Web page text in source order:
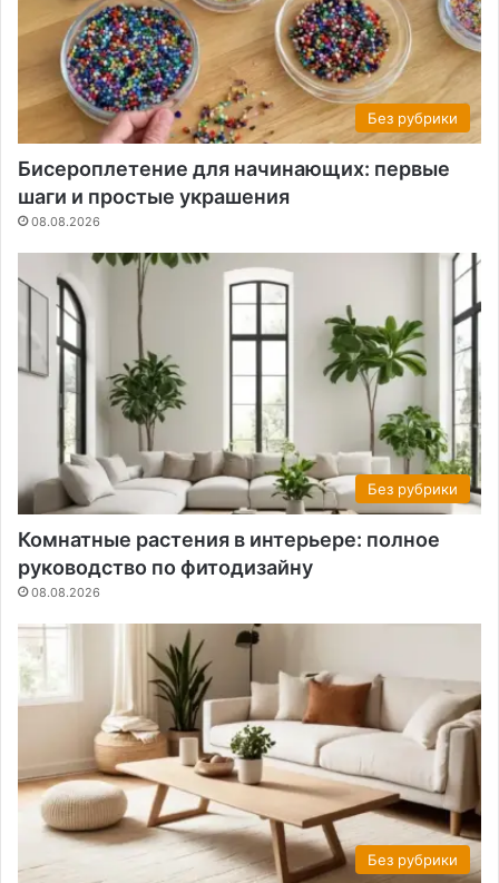
Без рубрики
Бисероплетение для начинающих: первые
шаги и простые украшения
08.08.2026
Без рубрики
Комнатные растения в интерьере: полное
руководство по фитодизайну
08.08.2026
Без рубрики